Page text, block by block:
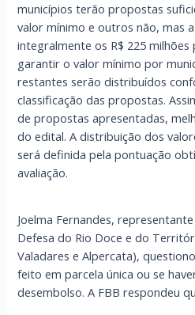
municípios terão propostas
valor mínimo e outros não, mas
integralmente os R$ 225
garantir o valor mínimo por
restantes serão distribuídos
classificação das propostas.
de propostas apresentadas,
do edital. A distribuição dos
será definida pela pontuação
avaliação.
Joelma Fernandes,
Defesa do Rio Doce e do
Valadares e Alpercata),
feito em parcela única ou se
desembolso. A FBB respondeu